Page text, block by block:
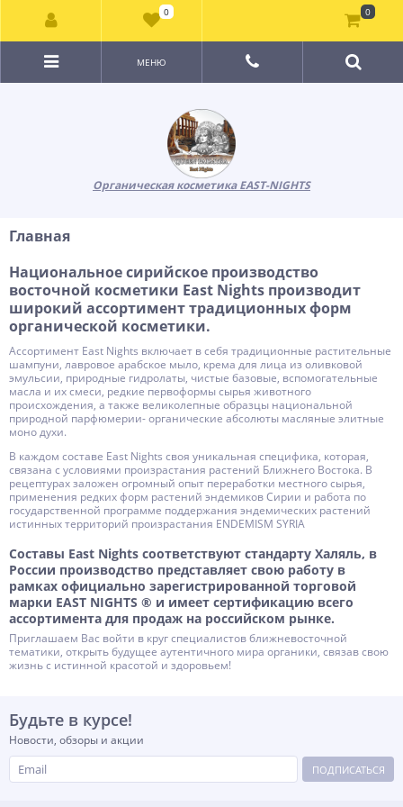
Органическая косметика EAST-NIGHTS
МЕНЮ
Главная
Национальное сирийское производство
восточной косметики East Nights производит
широкий ассортимент традиционных форм
органической косметики.
Ассортимент East Nights включает в себя традиционные растительные
шампуни, лавровое арабское мыло, крема для лица из оливковой
эмульсии, природные гидролаты, чистые базовые, вспомогательные
масла и их смеси, редкие первоформы сырья животного
происхождения, а также великолепные образцы национальной
природной парфюмерии- органические абсолюты масляные элитные
моно духи.
В каждом составе East Nights своя уникальная специфика, которая,
связана с условиями произрастания растений Ближнего Востока. В
рецептурах заложен огромный опыт переработки местного сырья,
применения редких форм растений эндемиков Сирии и работа по
государственной программе поддержания эндемических растений
истинных территорий произрастания ENDEMISM SYRIA
Составы East Nights соответствуют стандарту Халяль, в
России производство представляет свою работу в
рамках официально зарегистрированной торговой
марки EAST NIGHTS ® и имеет сертификацию всего
ассортимента для продаж на российском рынке.
Приглашаем Вас войти в круг специалистов ближневосточной
тематики, открыть будущее аутентичного мира органики, связав свою
жизнь с истинной красотой и здоровьем!
Будьте в курсе!
Новости, обзоры и акции
ПОДПИСАТЬСЯ
0 0